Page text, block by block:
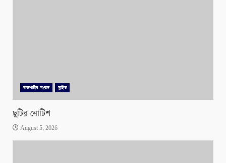
রাজশাহীর সংবাদ স্লাইড
ছুটির নোটিশ
August 5, 2026